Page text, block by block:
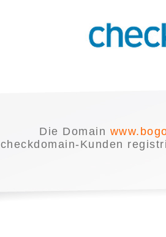
Die Domain
checkdomain-Kunden